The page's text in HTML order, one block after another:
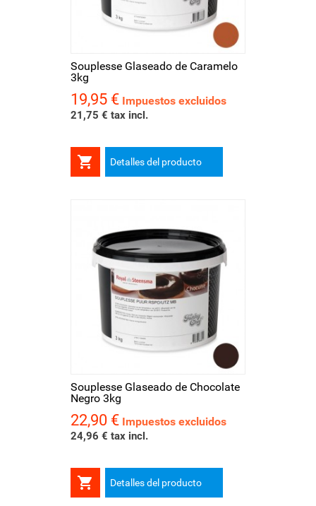
Souplesse Glaseado de Caramelo
3kg
Precio
19,95 € Impuestos excluidos
21,75 € tax incl.
 Detalles del producto
Souplesse Glaseado de Chocolate
Negro 3kg
Precio
22,90 € Impuestos excluidos
24,96 € tax incl.
 Detalles del producto